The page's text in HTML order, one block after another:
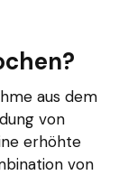
aus dem
von
erhöhte
von